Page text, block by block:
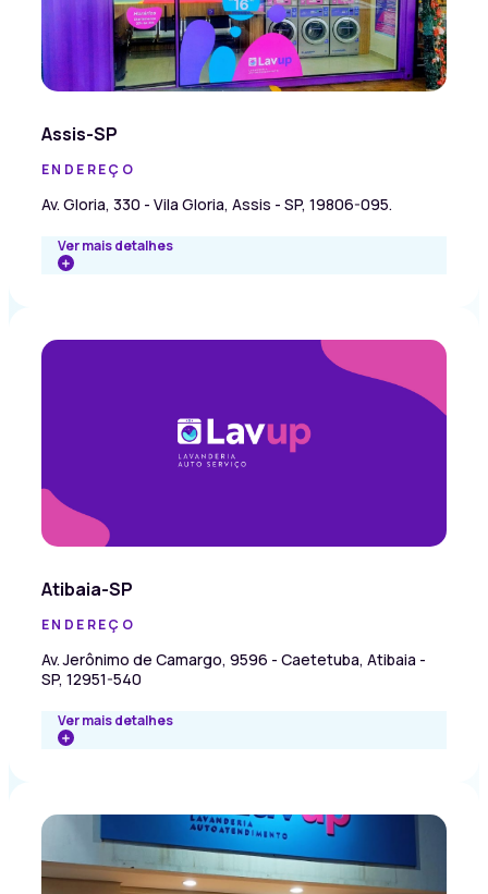
Assis-SP
ENDEREÇO
Av. Gloria, 330 - Vila Gloria, Assis - SP, 19806-095.
Ver mais detalhes
Atibaia-SP
ENDEREÇO
Av. Jerônimo de Camargo, 9596 - Caetetuba, Atibaia -
SP, 12951-540
Ver mais detalhes